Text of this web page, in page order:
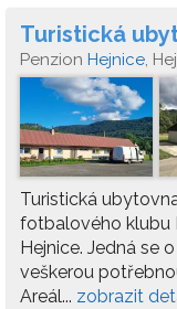
Turistická
Penzion Hejnice,
Turistická
fotbalového klubu
Hejnice. Jedná se
veškerou
Areál... zobrazit